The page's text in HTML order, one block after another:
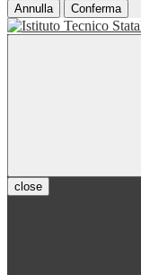
Annulla Conferma
close